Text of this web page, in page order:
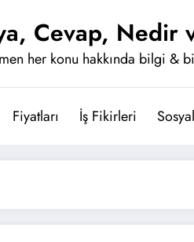
Cevap, Nedir
her konu hakkında bilgi &
Fiyatları İş Fikirleri